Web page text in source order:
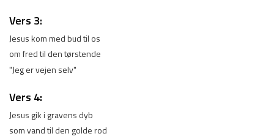
Vers 3:
Jesus kom med bud til os
om fred til den tørstende
"Jeg er vejen selv"
Vers 4:
Jesus gik i gravens dyb
som vand til den golde rod